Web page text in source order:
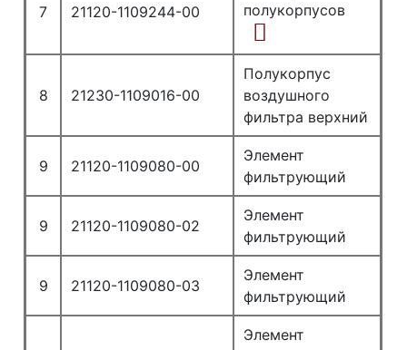
7 21120-1109244-00
полукорпусов
8 21230-1109016-00
Полукорпус
воздушного
фильтра верхний
9 21120-1109080-00
Элемент
фильтрующий
9 21120-1109080-02
Элемент
фильтрующий
9 21120-1109080-03
Элемент
фильтрующий
Элемент